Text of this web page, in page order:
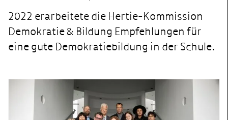
2022 erarbeitete die Hertie-Kommission
Demokratie & Bildung Empfehlungen für
eine gute Demokratiebildung in der Schule.